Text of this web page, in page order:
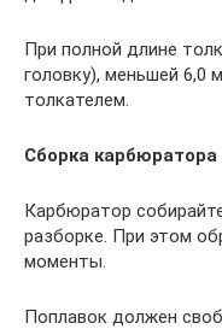
При полной длине
головку), меньшей 6,0
толкателем.
Сборка карбюратора
Карбюратор
разборке. При этом
моменты.
Поплавок должен